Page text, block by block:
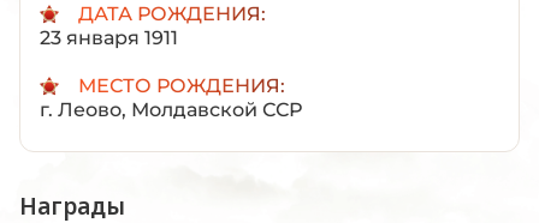
ДАТА РОЖДЕНИЯ:
23 января 1911
МЕСТО РОЖДЕНИЯ:
г. Леово, Молдавской ССР
Награды